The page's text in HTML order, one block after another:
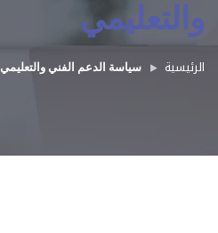
والتعليمي
الرئيسية سياسة الدعم الفني والتعليمي